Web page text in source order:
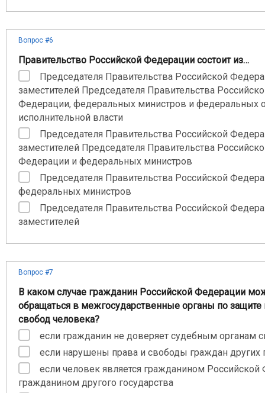
Вопрос #6
Правительство Российской Федерации состоит из…
Председателя Правительства Российской
заместителей Председателя Правительства
Федерации, федеральных министров и федеральных
исполнительной власти
Председателя Правительства Российской
заместителей Председателя Правительства
Федерации и федеральных министров
Председателя Правительства Российской
федеральных министров
Председателя Правительства Российской
заместителей
Вопрос #7
В каком случае гражданин Российской Федерации
обращаться в межгосударственные органы по защите
свобод человека?
если гражданин не доверяет судебным органам
если нарушены права и свободы граждан других
если человек является гражданином
гражданином другого государства